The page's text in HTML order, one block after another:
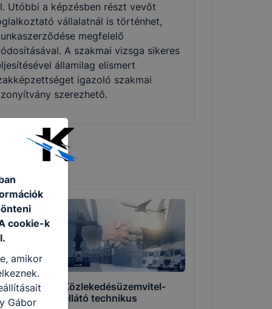
Utóbbi a képzésben részt vevőt
vállalatnál is történhet,
megfelelő
A szakmai vizsga sikeres
államilag elismert
igazoló szakmai
szerezhető.
Közlekedésüzemvitel-
ellátó technikus
cookie-k
amikor
Gábor